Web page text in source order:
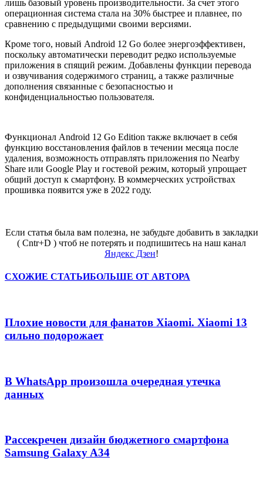
лишь базовый уровень производительности. За счет этого
операционная система стала на 30% быстрее и плавнее, по
сравнению с предыдущими своими версиями.
Кроме того, новый Android 12 Go более энергоэффективен,
поскольку автоматически переводит редко используемые
приложения в спящий режим. Добавлены функции перевода
и озвучивания содержимого страниц, а также различные
дополнения связанные с безопасностью и
конфиденциальностью пользователя.
Функционал Android 12 Go Edition также включает в себя
функцию восстановления файлов в течении месяца после
удаления, возможность отправлять приложения по Nearby
Share или Google Play и гостевой режим, который упрощает
общий доступ к смартфону. В коммерческих устройствах
прошивка появится уже в 2022 году.
Если статья была вам полезна, не забудьте добавить в закладки
( Cntr+D ) чтоб не потерять и подпишитесь на наш канал
Яндекс Дзен!
СХОЖИЕ СТАТЬИБОЛЬШЕ ОТ АВТОРА
Плохие новости для фанатов Xiaomi. Xiaomi 13
сильно подорожает
В WhatsApp произошла очередная утечка
данных
Рассекречен дизайн бюджетного смартфона
Samsung Galaxy A34